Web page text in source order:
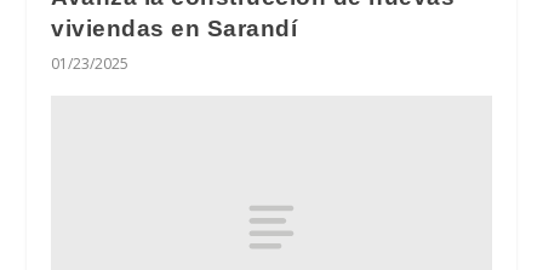
viviendas en Sarandí
01/23/2025